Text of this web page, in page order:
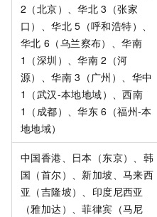
2（北京）、华北 3（张家
口）、华北 5（呼和浩特）、
华北 6（乌兰察布）、华南
1（深圳）、华南 2（河
源）、华南 3（广州）、 华中
1（武汉-本地地域）、西南
1（成都）
、华东 6（福州-本
地地域）
中国香港、日本（东京）、韩
国（首尔）、新加坡、马来西
亚（吉隆坡）、印度尼西亚
（雅加达）、菲律宾（马尼